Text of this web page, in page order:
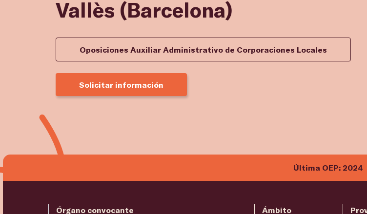
Vallès (Barcelona)
Oposiciones Auxiliar Administrativo de Corporaciones Locales
Solicitar información
Última OEP: 2024
Órgano convocante
Ámbito